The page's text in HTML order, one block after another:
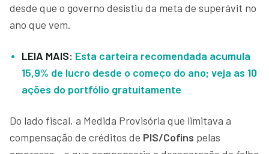
desde que o governo desistiu da meta de superávit no
ano que vem.
LEIA MAIS: Esta carteira recomendada acumula
15,9% de lucro desde o começo do ano; veja as 10
ações do portfólio gratuitamente
Do lado fiscal, a Medida Provisória que limitava a
compensação de créditos de PIS/Cofins pelas